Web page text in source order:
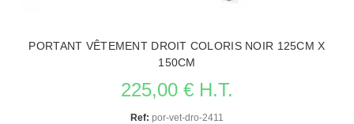
PORTANT VÊTEMENT DROIT COLORIS NOIR 125CM X
150CM
225,00 € H.T.
Ref: por-vet-dro-2411